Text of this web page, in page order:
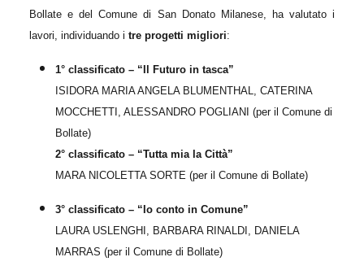
Bollate e del Comune di San Donato Milanese, ha valutato i
lavori, individuando i tre progetti migliori:
1° classificato – “Il Futuro in tasca”
ISIDORA MARIA ANGELA BLUMENTHAL, CATERINA
MOCCHETTI, ALESSANDRO POGLIANI (per il Comune di
Bollate)
2° classificato – “Tutta mia la Città”
MARA NICOLETTA SORTE (per il Comune di Bollate)
3° classificato – “Io conto in Comune”
LAURA USLENGHI, BARBARA RINALDI, DANIELA
MARRAS (per il Comune di Bollate)